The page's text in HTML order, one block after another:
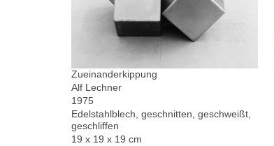
Zueinanderkippung
Alf Lechner
1975
Edelstahlblech, geschnitten, geschweißt,
geschliffen
19 x 19 x 19 cm